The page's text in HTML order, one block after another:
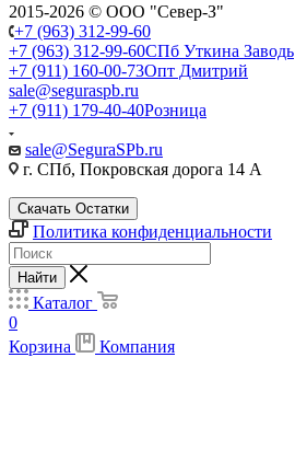
2015-2026 © ООО "Север-З"
+7 (963) 312-99-60
+7 (963) 312-99-60СПб Уткина Заводь
+7 (911) 160-00-73Опт Дмитрий
sale@seguraspb.ru
+7 (911) 179-40-40Розница
sale@SeguraSPb.ru
г. СПб, Покровская дорога 14 А
Скачать Остатки
Политика конфиденциальности
Найти
Каталог
0
Корзина
Компания